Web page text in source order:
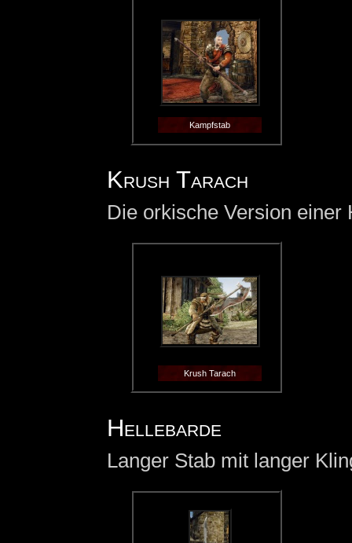
Kampfstab
Krush Tarach
Die orkische Version einer
Krush Tarach
Hellebarde
Langer Stab mit langer